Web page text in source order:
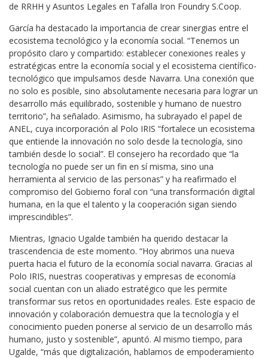
de RRHH y Asuntos Legales en Tafalla Iron Foundry S.Coop.
García ha destacado la importancia de crear sinergias entre el
ecosistema tecnológico y la economía social. “Tenemos un
propósito claro y compartido: establecer conexiones reales y
estratégicas entre la economía social y el ecosistema científico-
tecnológico que impulsamos desde Navarra. Una conexión que
no solo es posible, sino absolutamente necesaria para lograr un
desarrollo más equilibrado, sostenible y humano de nuestro
territorio”, ha señalado. Asimismo, ha subrayado el papel de
ANEL, cuya incorporación al Polo IRIS “fortalece un ecosistema
que entiende la innovación no solo desde la tecnología, sino
también desde lo social”. El consejero ha recordado que “la
tecnología no puede ser un fin en sí misma, sino una
herramienta al servicio de las personas” y ha reafirmado el
compromiso del Gobierno foral con “una transformación digital
humana, en la que el talento y la cooperación sigan siendo
imprescindibles”.
Mientras, Ignacio Ugalde también ha querido destacar la
trascendencia de este momento. “Hoy abrimos una nueva
puerta hacia el futuro de la economía social navarra. Gracias al
Polo IRIS, nuestras cooperativas y empresas de economía
social cuentan con un aliado estratégico que les permite
transformar sus retos en oportunidades reales. Este espacio de
innovación y colaboración demuestra que la tecnología y el
conocimiento pueden ponerse al servicio de un desarrollo más
humano, justo y sostenible”, apuntó. Al mismo tiempo, para
Ugalde, “más que digitalización, hablamos de empoderamiento